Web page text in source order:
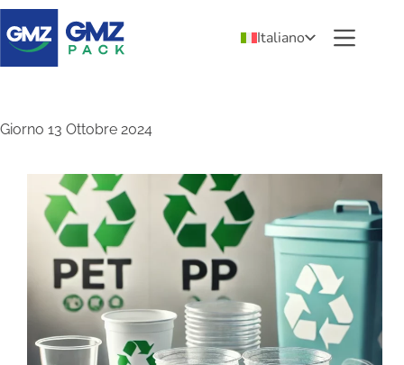
Italiano
Giorno 13 Ottobre 2024